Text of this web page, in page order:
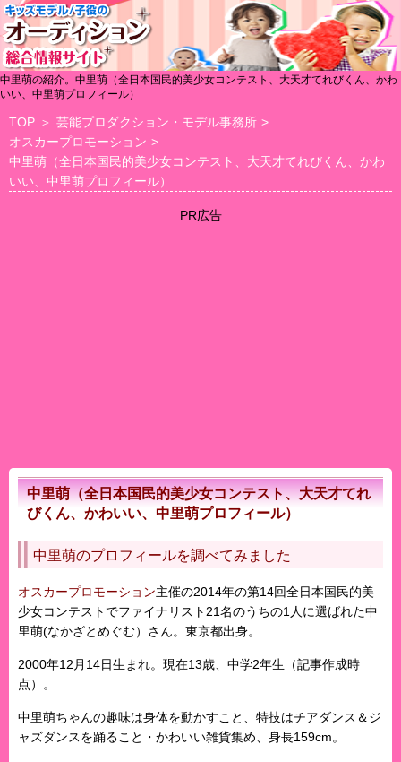
中里萌の紹介。中里萌（全日本国民的美少女コンテスト、大天才てれびくん、かわ
いい、中里萌プロフィール）
TOP ＞ 芸能プロダクション・モデル事務所 >
オスカープロモーション >
中里萌（全日本国民的美少女コンテスト、大天才てれびくん、かわ
いい、中里萌プロフィール）
PR広告
中里萌（全日本国民的美少女コンテスト、大天才てれ
びくん、かわいい、中里萌プロフィール）
中里萌のプロフィールを調べてみました
オスカープロモーション主催の2014年の第14回全日本国民的美
少女コンテストでファイナリスト21名のうちの1人に選ばれた中
里萌(なかざとめぐむ）さん。東京都出身。
2000年12月14日生まれ。現在13歳、中学2年生（記事作成時
点）。
中里萌ちゃんの趣味は身体を動かすこと、特技はチアダンス＆ジ
ャズダンスを踊ること・かわいい雑貨集め、身長159cm。